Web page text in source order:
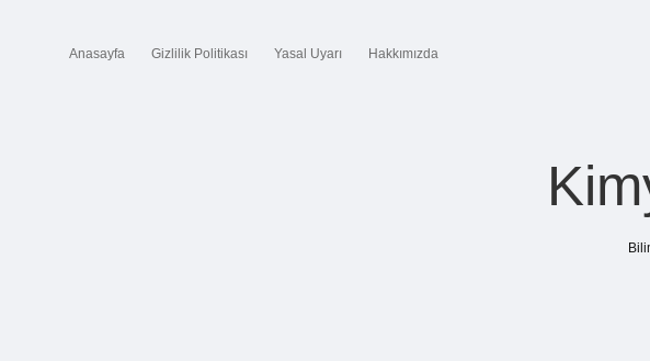
Anasayfa Gizlilik Politikası Yasal Uyarı Hakkımızda